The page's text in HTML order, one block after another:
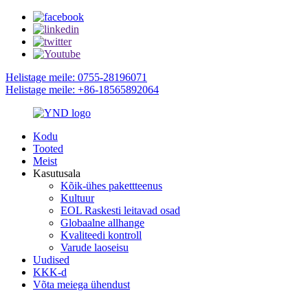
Helistage meile: 0755-28196071
Helistage meile: +86-18565892064
Kodu
Tooted
Meist
Kasutusala
Kõik-ühes pakettteenus
Kultuur
EOL Raskesti leitavad osad
Globaalne allhange
Kvaliteedi kontroll
Varude laoseisu
Uudised
KKK-d
Võta meiega ühendust